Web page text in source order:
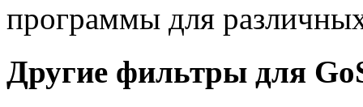
программы для
Другие фильтры для